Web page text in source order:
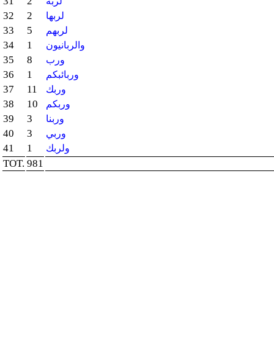
32 2 لربها
33 5 لربهم
34 1 والربانيون
35 8 ورب
36 1 وربائبكم
37 11 وربك
38 10 وربكم
39 3 وربنا
40 3 وربي
41 1 ولربك
TOT. 981